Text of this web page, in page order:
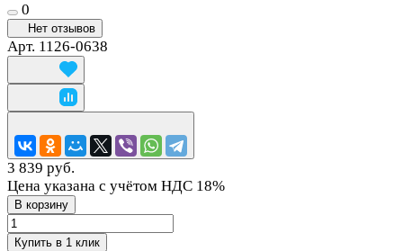
0
Нет отзывов
Арт. 1126-0638
3 839 руб.
Цена указана с учётом НДС 18%
В корзину
Купить в 1 клик